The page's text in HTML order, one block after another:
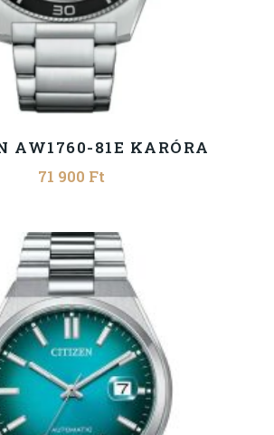
AW1760-81E KARÓRA
71 900 Ft